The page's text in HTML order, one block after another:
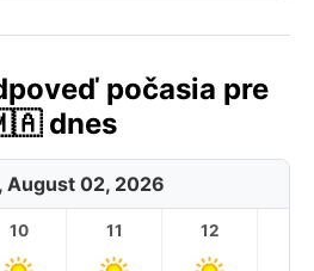
počasia pre
dnes
August 02, 2026
10 11 12